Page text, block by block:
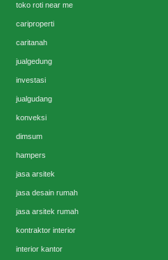
toko roti near me
cariproperti
caritanah
jualgedung
investasi
jualgudang
konveksi
dimsum
hampers
jasa arsitek
jasa desain rumah
jasa arsitek rumah
kontraktor interior
interior kantor